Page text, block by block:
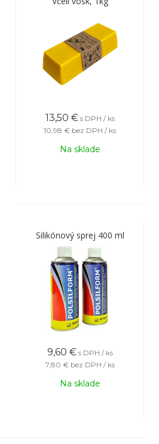
13,50 € s DPH / ks
10,98 € bez DPH / ks
Na sklade
Silikónový sprej 400 ml
9,60 € s DPH / ks
7,80 € bez DPH / ks
Na sklade